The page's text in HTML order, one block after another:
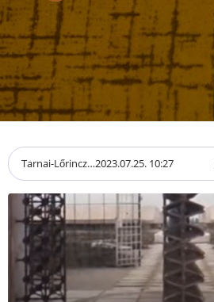
Tarnai-Lőrincz…2023.07.25. 10:27